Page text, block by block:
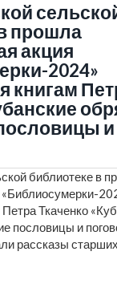
прошла
акция
2024»
книгам
и
библиотеке в
Ткаченко
пословицы и
рассказы